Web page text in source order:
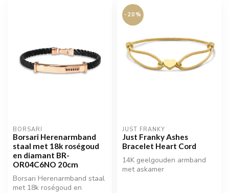
BORSARI
Borsari Herenarmband
staal met 18k roségoud
en diamant BR-
OR04C6NO 20cm
Borsari Herenarmband staal
met 18k roségoud en
-20%
JUST FRANKY
Just Franky Ashes
Bracelet Heart Cord
14K geelgouden armband
met askamer